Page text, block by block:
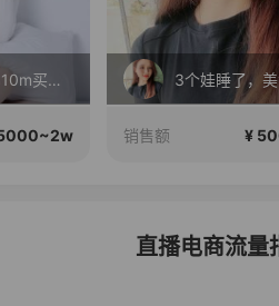
毛戈平眼影310m买正送正！
销售额 ¥
直播电商流量